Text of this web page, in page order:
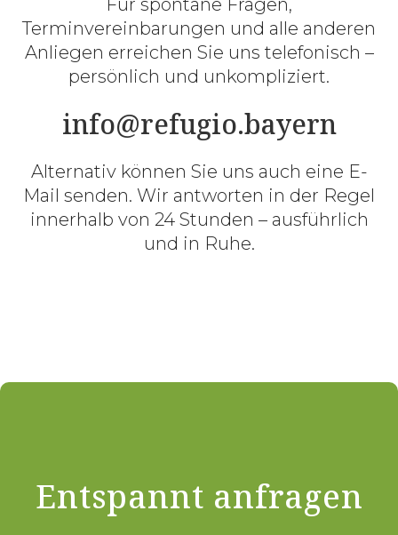
Terminvereinbarungen und alle anderen
Anliegen erreichen Sie uns telefonisch –
persönlich und unkompliziert.
info@refugio.bayern
Alternativ können Sie uns auch eine E-
Mail senden. Wir antworten in der Regel
innerhalb von 24 Stunden – ausführlich
und in Ruhe.
Entspannt anfragen